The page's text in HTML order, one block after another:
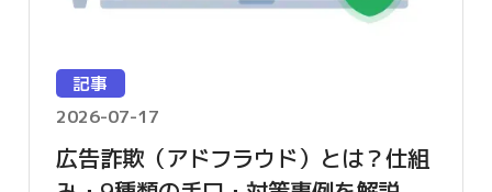
記事
2026-07-17
広告詐欺（アドフラウド）とは？仕組